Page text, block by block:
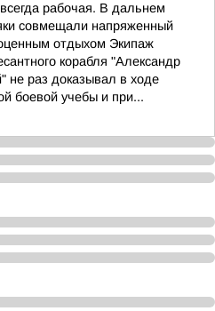
рабочая. В дальнем
совмещали напряженный
отдыхом Экипаж
корабля "Александр
не раз доказывал в ходе
боевой учебы и при...